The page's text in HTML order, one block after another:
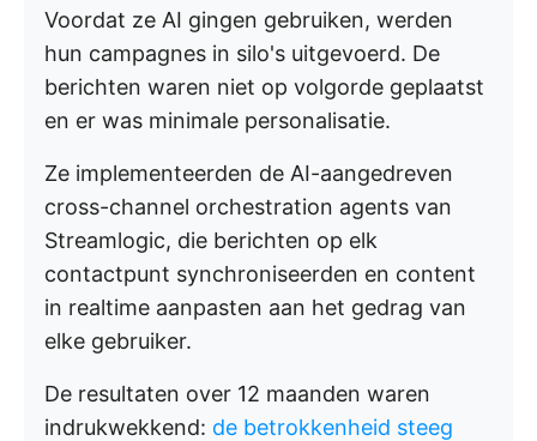
Voordat ze AI gingen gebruiken, werden
hun campagnes in silo's uitgevoerd. De
berichten waren niet op volgorde geplaatst
en er was minimale personalisatie.
Ze implementeerden de AI-aangedreven
cross-channel orchestration agents van
Streamlogic, die berichten op elk
contactpunt synchroniseerden en content
in realtime aanpasten aan het gedrag van
elke gebruiker.
De resultaten over 12 maanden waren
indrukwekkend: de betrokkenheid steeg